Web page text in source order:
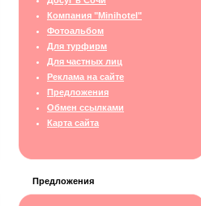
Компания "Minihotel"
Фотоальбом
Для турфирм
Для частных лиц
Реклама на сайте
Предложения
Обмен ссылками
Карта сайта
Предложения